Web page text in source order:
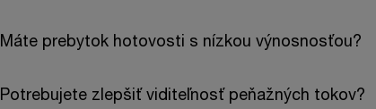
Máte prebytok hotovosti s nízkou výnosnosťou?
Potrebujete zlepšiť viditeľnosť peňažných tokov?